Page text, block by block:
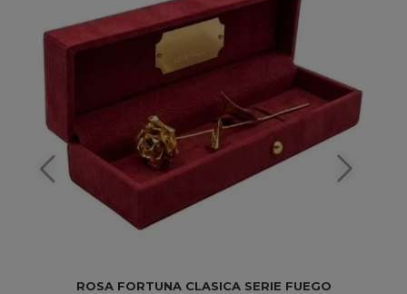
ROSA FORTUNA CLASICA SERIE FUEGO